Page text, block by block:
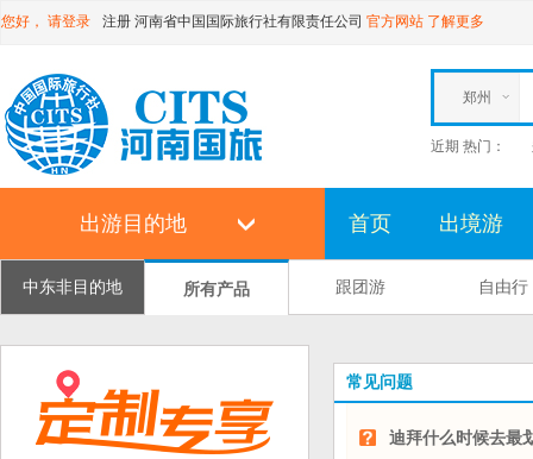
您好， 请登录 注册 河南省中国国际旅行社有限责任公司 官方网站 了解更多
郑州
近期 热门：
出游目的地 首页 出境游
中东非目的地 所有产品 跟团游 自由行
常见问题
迪拜什么时候去最